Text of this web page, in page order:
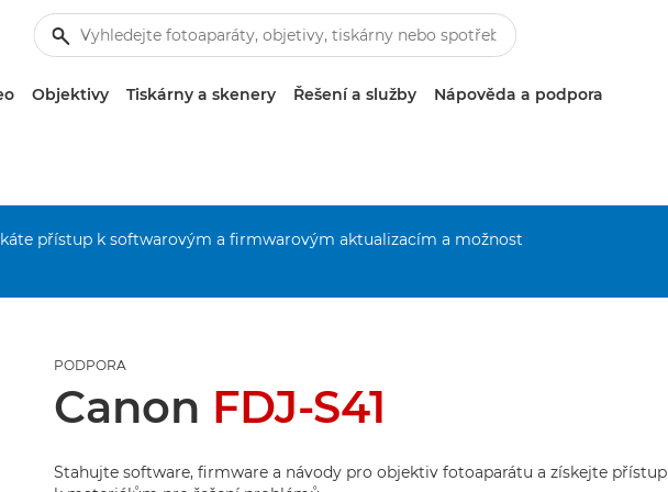
Objektivy Tiskárny a skenery Řešení a služby Nápověda a podpora
přístup k softwarovým a firmwarovým aktualizacím a možnost
PODPORA
Canon FDJ-S41
Stahujte software, firmware a návody pro objektiv fotoaparátu a získejte přístup